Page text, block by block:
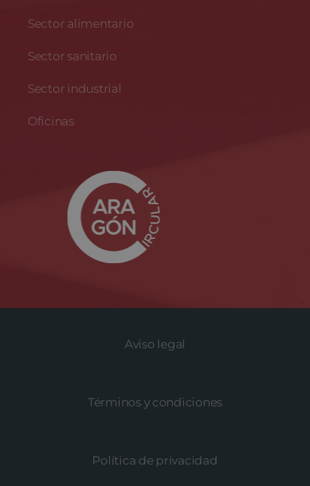
Sector alimentario
Sector sanitario
Sector industrial
Oficinas
Aviso legal
Términos y condiciones
Política de privacidad